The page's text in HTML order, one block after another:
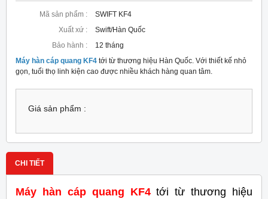
Mã sản phẩm :
SWIFT KF4
Xuất xứ :
Swift/Hàn Quốc
Bảo hành :
12 tháng
Máy hàn cáp quang KF4 tới từ thương hiệu Hàn Quốc. Với thiết kế nhỏ
gọn, tuổi thọ linh kiện cao được nhiều khách hàng quan tâm.
Giá sản phẩm :
CHI TIẾT
Máy hàn cáp quang KF4tới từ thương hiệu